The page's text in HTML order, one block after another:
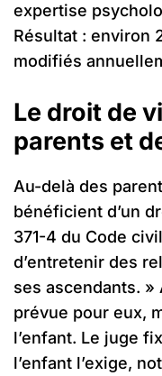
expertise
Résultat : environ
modifiés
Le droit de
parents et
Au-delà des
bénéficient d’un
371-4 du Code
d’entretenir des
ses ascendants. »
prévue pour eux,
l’enfant. Le juge
l’enfant l’exige,